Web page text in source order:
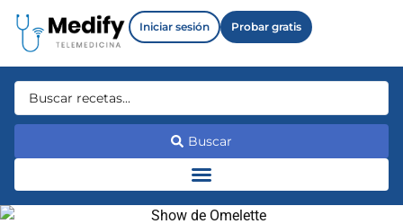
Iniciar sesión Probar gratis
Buscar